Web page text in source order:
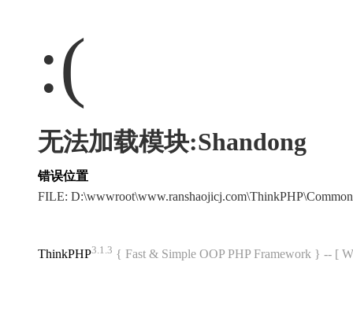
:(
无法加载模块:Shandong
错误位置
FILE:
ThinkPHP3.1.3 { Fast & Simple OOP PHP Framework } -- [